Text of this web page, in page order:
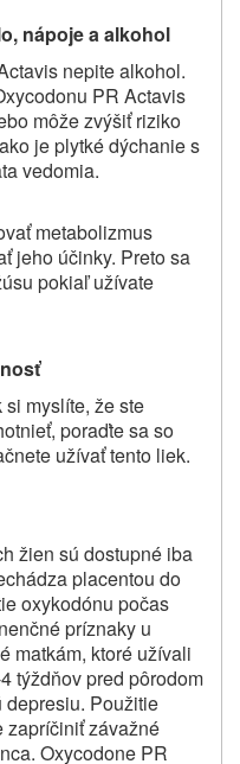
nápoje a alkohol
nepite alkohol.
PR Actavis
môže zvýšiť riziko
je plytké dýchanie s
vedomia.
metabolizmus
jeho účinky. Preto sa
pokiaľ užívate
myslíte, že ste
poraďte sa so
užívať tento liek.
žien sú dostupné iba
placentou do
oxykodónu počas
príznaky u
matkám, ktoré užívali
týždňov pred pôrodom
depresiu. Použitie
zapríčiniť závažné
Oxycodone PR